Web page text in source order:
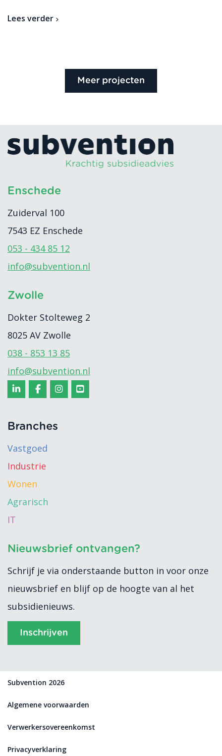
Lees verder
Meer projecten
Enschede
Zuiderval 100
7543 EZ Enschede
053 - 434 85 12
info@subvention.nl
Zwolle
Dokter Stolteweg 2
8025 AV Zwolle
038 - 853 13 85
info@subvention.nl
Branches
Vastgoed
Industrie
Wonen
Agrarisch
IT
Nieuwsbrief ontvangen?
Schrijf je via onderstaande button in voor onze
nieuwsbrief en blijf op de hoogte van al het
subsidienieuws.
Inschrijven
Subvention 2026
Algemene voorwaarden
Verwerkersovereenkomst
Privacyverklaring